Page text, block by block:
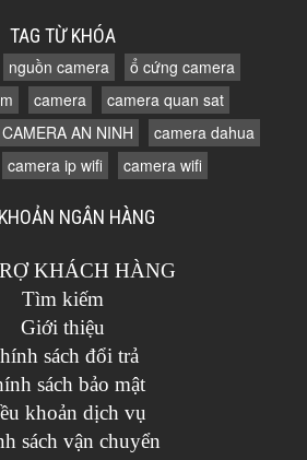
TAG TỪ KHÓA
nguồn camera
ổ cứng camera
camera
camera quan sat
CAMERA AN NINH
camera dahua
camera ip wifi camera wifi
NGÂN HÀNG
KHÁCH HÀNG
Tìm kiếm
Giới thiệu
sách đổi trả
sách bảo mật
khoản dịch vụ
sách vận chuyển